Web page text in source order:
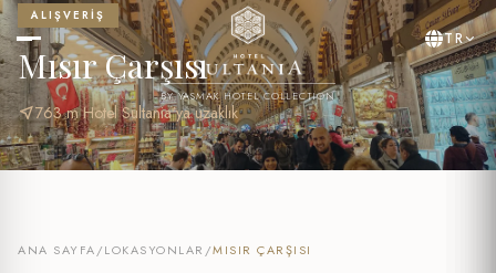
BY YASMAK HOTEL COLLECTION
TR
ALIŞVERIŞ
Mısır Çarşısı
near_me763 m Hotel Sultania'ya uzaklık
ANA SAYFA/LOKASYONLAR /MISIR ÇARŞISI